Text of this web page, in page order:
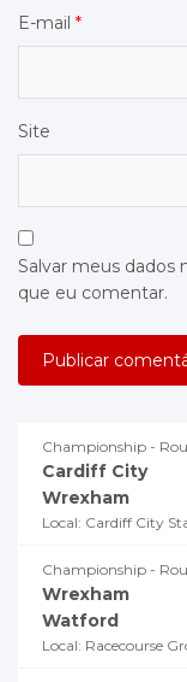
E-mail *
Site
Salvar meus dados
que eu comentar.
Championship -
Cardiff City
Wrexham
Local: Cardiff City
Championship -
Wrexham
Watford
Local: Racecourse